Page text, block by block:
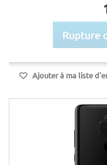
Rupture
Ajouter à ma liste